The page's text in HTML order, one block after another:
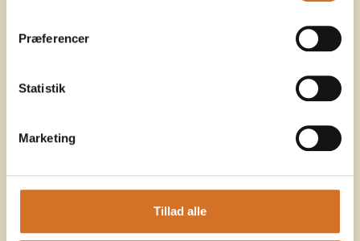
Præferencer
Statistik
Marketing
Tillad alle